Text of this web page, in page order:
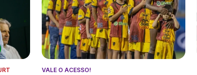
VALE O ACESSO!